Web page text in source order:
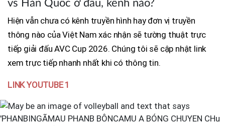
vs Hàn Quốc ở đâu, kênh nào?
Hiện vẫn chưa có kênh truyền hình hay đơn vị truyền
thông nào của Việt Nam xác nhận sẽ tường thuật trực
tiếp giải đấu AVC Cup 2026. Chúng tôi sẽ cập nhật link
xem trực tiếp nhanh nhất khi có thông tin.
LINK YOUTUBE 1